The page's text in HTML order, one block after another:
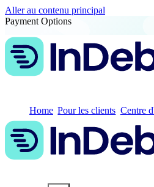
Aller au contenu principal
Payment Options
Home Pour les clients Centre